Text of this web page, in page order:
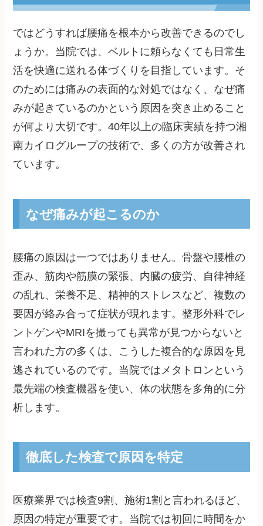
ではどうすれば腰痛を根本から改善できるのでし
ょうか。当院では、ベルトに頼らなくても日常生
活を快適に送れる体づくりを目指しています。そ
のためには痛みの表面的な対処ではなく、なぜ痛
みが起きているのかという原因を突き止めること
が何より大切です。40年以上の臨床実績を持つ湘
南カイログループの技術で、多くの方が改善され
ています。
なぜ痛みが起こるのか
腰痛の原因は一つではありません。骨盤や腰椎の
歪み、筋肉や筋膜の緊張、内臓の疲労、自律神経
の乱れ、栄養不足、精神的ストレスなど、複数の
要因が絡み合って症状が現れます。整形外科でレ
ントゲンやMRIを撮っても異常が見つからないと
言われた方の多くは、こうした複合的な原因を見
逃されているのです。当院ではメタトロンという
最先端の検査機器を使い、体の状態を多角的に分
析します。
徹底した検査で原因を特定
医療業界では検査9割、施術1割と言われるほど、
原因の特定が重要です。当院では初回に時間をか